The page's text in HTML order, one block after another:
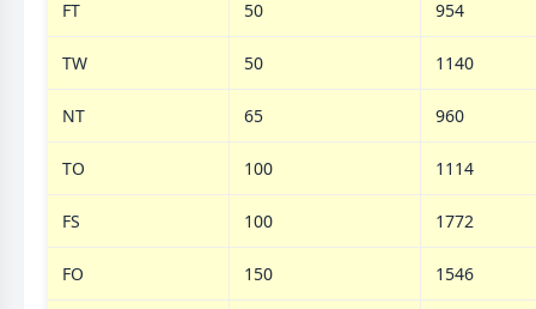
FT 50 954
TW 50 1140
NT 65 960
TO 100 1114
FS 100 1772
FO 150 1546